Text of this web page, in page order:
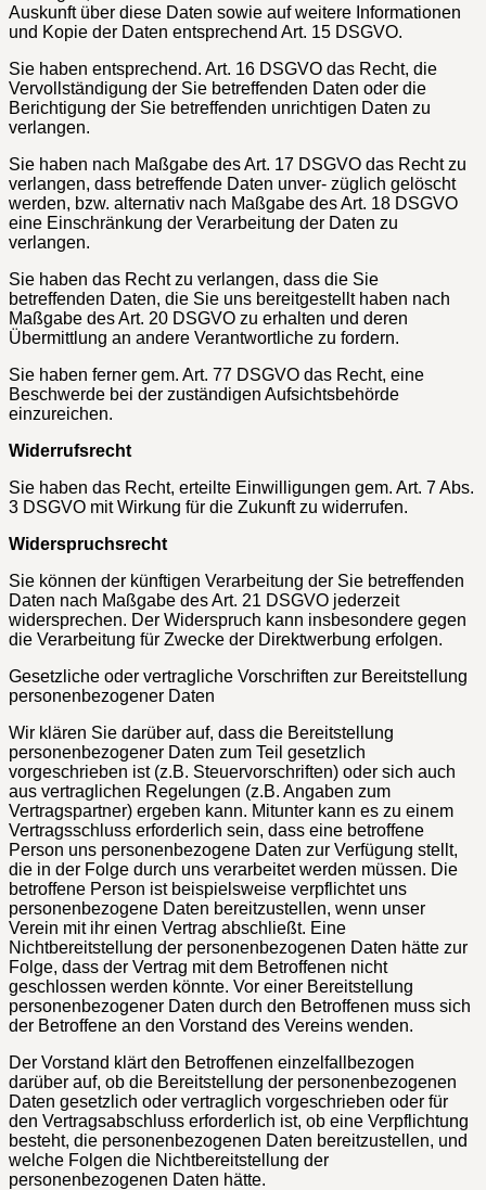
Auskunft über diese Daten sowie auf weitere Informationen
und Kopie der Daten entsprechend Art. 15 DSGVO.
Sie haben entsprechend. Art. 16 DSGVO das Recht, die
Vervollständigung der Sie betreffenden Daten oder die
Berichtigung der Sie betreffenden unrichtigen Daten zu
verlangen.
Sie haben nach Maßgabe des Art. 17 DSGVO das Recht zu
verlangen, dass betreffende Daten unver- züglich gelöscht
werden, bzw. alternativ nach Maßgabe des Art. 18 DSGVO
eine Einschränkung der Verarbeitung der Daten zu
verlangen.
Sie haben das Recht zu verlangen, dass die Sie
betreffenden Daten, die Sie uns bereitgestellt haben nach
Maßgabe des Art. 20 DSGVO zu erhalten und deren
Übermittlung an andere Verantwortliche zu fordern.
Sie haben ferner gem. Art. 77 DSGVO das Recht, eine
Beschwerde bei der zuständigen Aufsichtsbehörde
einzureichen.
Widerrufsrecht
Sie haben das Recht, erteilte Einwilligungen gem. Art. 7 Abs.
3 DSGVO mit Wirkung für die Zukunft zu widerrufen.
Widerspruchsrecht
Sie können der künftigen Verarbeitung der Sie betreffenden
Daten nach Maßgabe des Art. 21 DSGVO jederzeit
widersprechen. Der Widerspruch kann insbesondere gegen
die Verarbeitung für Zwecke der Direktwerbung erfolgen.
Gesetzliche oder vertragliche Vorschriften zur Bereitstellung
personenbezogener Daten
Wir klären Sie darüber auf, dass die Bereitstellung
personenbezogener Daten zum Teil gesetzlich
vorgeschrieben ist (z.B. Steuervorschriften) oder sich auch
aus vertraglichen Regelungen (z.B. Angaben zum
Vertragspartner) ergeben kann. Mitunter kann es zu einem
Vertragsschluss erforderlich sein, dass eine betroffene
Person uns personenbezogene Daten zur Verfügung stellt,
die in der Folge durch uns verarbeitet werden müssen. Die
betroffene Person ist beispielsweise verpflichtet uns
personenbezogene Daten bereitzustellen, wenn unser
Verein mit ihr einen Vertrag abschließt. Eine
Nichtbereitstellung der personenbezogenen Daten hätte zur
Folge, dass der Vertrag mit dem Betroffenen nicht
geschlossen werden könnte. Vor einer Bereitstellung
personenbezogener Daten durch den Betroffenen muss sich
der Betroffene an den Vorstand des Vereins wenden.
Der Vorstand klärt den Betroffenen einzelfallbezogen
darüber auf, ob die Bereitstellung der personenbezogenen
Daten gesetzlich oder vertraglich vorgeschrieben oder für
den Vertragsabschluss erforderlich ist, ob eine Verpflichtung
besteht, die personenbezogenen Daten bereitzustellen, und
welche Folgen die Nichtbereitstellung der
personenbezogenen Daten hätte.